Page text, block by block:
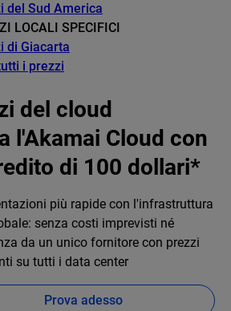
del Sud America
LOCALI SPECIFICI
di Giacarta
i prezzi
del cloud
l'Akamai Cloud con
di 100 dollari*
più rapide con l'infrastruttura
senza costi imprevisti né
da un unico fornitore con prezzi
su tutti i data center
Prova adesso